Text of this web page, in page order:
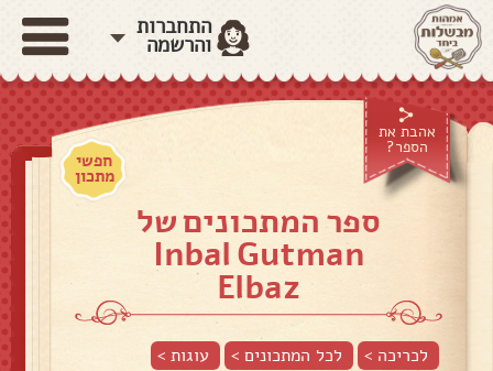
התחברות
והרשמה
אהבת את
הספר?
חפשי
מתכון
ספר המתכונים של
Inbal Gutman
Elbaz
לכריכה > לכל המתכונים > עוגות>